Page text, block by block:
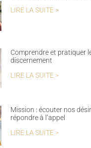
LIRE LA SUITE >
Comprendre et pratiquer
discernement
LIRE LA SUITE >
Mission : écouter nos
répondre à l’appel
LIRE LA SUITE >